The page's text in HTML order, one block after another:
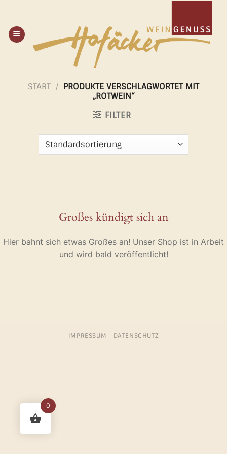
springen
START / PRODUKTE VERSCHLAGWORTET MIT
„ROTWEIN“
FILTER
Großes kündigt sich an
Hier bahnt sich etwas Großes an! Unser Shop ist in Arbeit
und wird bald veröffentlicht!
IMPRESSUM DATENSCHUTZ
0